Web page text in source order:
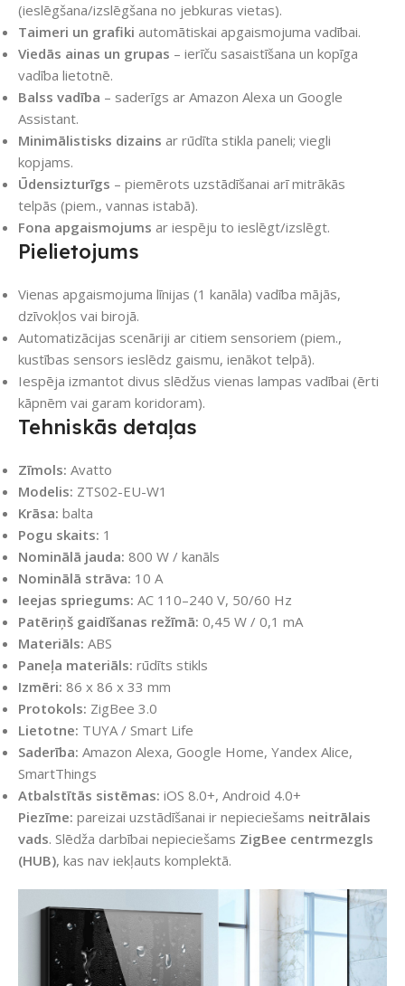
(ieslēgšana/izslēgšana no jebkuras vietas).
Taimeri un grafiki automātiskai apgaismojuma vadībai.
Viedās ainas un grupas – ierīču sasaistīšana un kopīga
vadība lietotnē.
Balss vadība – saderīgs ar Amazon Alexa un Google
Assistant.
Minimālistisks dizains ar rūdīta stikla paneli; viegli
kopjams.
Ūdensizturīgs – piemērots uzstādīšanai arī mitrākās
telpās (piem., vannas istabā).
Fona apgaismojums ar iespēju to ieslēgt/izslēgt.
Pielietojums
Vienas apgaismojuma līnijas (1 kanāla) vadība mājās,
dzīvokļos vai birojā.
Automatizācijas scenāriji ar citiem sensoriem (piem.,
kustības sensors ieslēdz gaismu, ienākot telpā).
Iespēja izmantot divus slēdžus vienas lampas vadībai (ērti
kāpnēm vai garam koridoram).
Tehniskās detaļas
Zīmols: Avatto
Modelis: ZTS02-EU-W1
Krāsa: balta
Pogu skaits: 1
Nominālā jauda: 800 W / kanāls
Nominālā strāva: 10 A
Ieejas spriegums: AC 110–240 V, 50/60 Hz
Patēriņš gaidīšanas režīmā: 0,45 W / 0,1 mA
Materiāls: ABS
Paneļa materiāls: rūdīts stikls
Izmēri: 86 x 86 x 33 mm
Protokols: ZigBee 3.0
Lietotne: TUYA / Smart Life
Saderība: Amazon Alexa, Google Home, Yandex Alice,
SmartThings
Atbalstītās sistēmas: iOS 8.0+, Android 4.0+
Piezīme: pareizai uzstādīšanai ir nepieciešams neitrālais
vads. Slēdža darbībai nepieciešams ZigBee centrmezgls
(HUB), kas nav iekļauts komplektā.